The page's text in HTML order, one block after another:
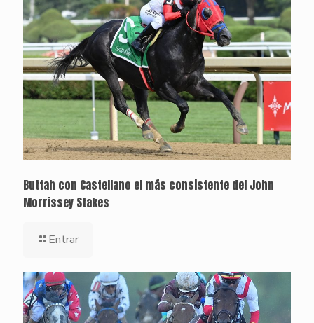
Buttah con Castellano el más consistente del John
Morrissey Stakes
Entrar